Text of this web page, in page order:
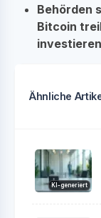
Behörden
Bitcoin
investieren
Ähnliche
KI-generiert